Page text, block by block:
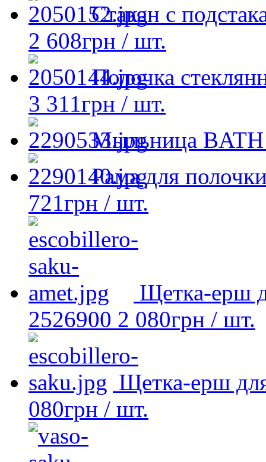
Стакан с
2 608грн / шт.
Полочка
3 311грн / шт.
Мыльница
Рама для
721грн / шт.
Щетка-ерш
2526900 2 080грн / шт.
Щетка-ерш
080грн / шт.